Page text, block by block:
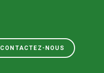
CONTACTEZ-NOUS